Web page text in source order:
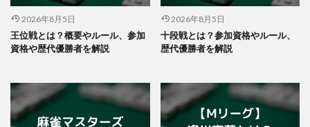
2026年8月5日
王位戦とは？概要やルール、参加
資格や歴代優勝者を解説
2026年8月5日
十段戦とは？参加資格やルール、
歴代優勝者を解説